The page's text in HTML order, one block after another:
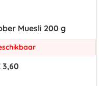
Muesli 200 g
3,60